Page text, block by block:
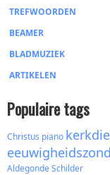
TREFWOORDEN
BEAMER
BLADMUZIEK
ARTIKELEN
Populaire tags
Christus piano
AldegondeSchilder